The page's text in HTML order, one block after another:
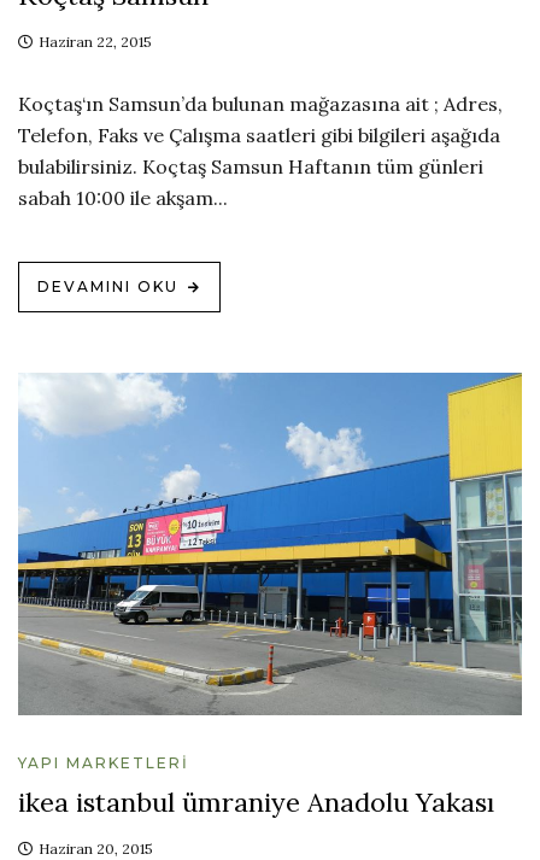
Haziran 22, 2015
Koçtaş‘ın Samsun’da bulunan mağazasına ait ; Adres,
Telefon, Faks ve Çalışma saatleri gibi bilgileri aşağıda
bulabilirsiniz. Koçtaş Samsun Haftanın tüm günleri
sabah 10:00 ile akşam...
DEVAMINI OKU
YAPI MARKETLERI
ikea istanbul ümraniye Anadolu Yakası
Haziran 20, 2015